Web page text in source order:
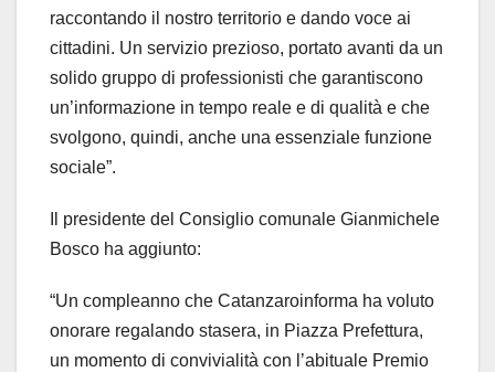
raccontando il nostro territorio e dando voce ai
cittadini. Un servizio prezioso, portato avanti da un
solido gruppo di professionisti che garantiscono
un’informazione in tempo reale e di qualità e che
svolgono, quindi, anche una essenziale funzione
sociale”.
Il presidente del Consiglio comunale Gianmichele
Bosco ha aggiunto:
“Un compleanno che Catanzaroinforma ha voluto
onorare regalando stasera, in Piazza Prefettura,
un momento di convivialità con l’abituale Premio